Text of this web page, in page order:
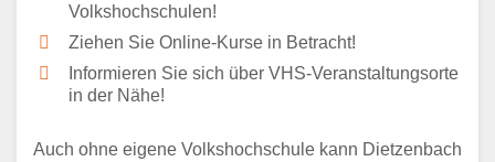
Volkshochschulen!
Ziehen Sie Online-Kurse in Betracht!
Informieren Sie sich über VHS-Veranstaltungsorte
in der Nähe!
Auch ohne eigene Volkshochschule kann Dietzenbach